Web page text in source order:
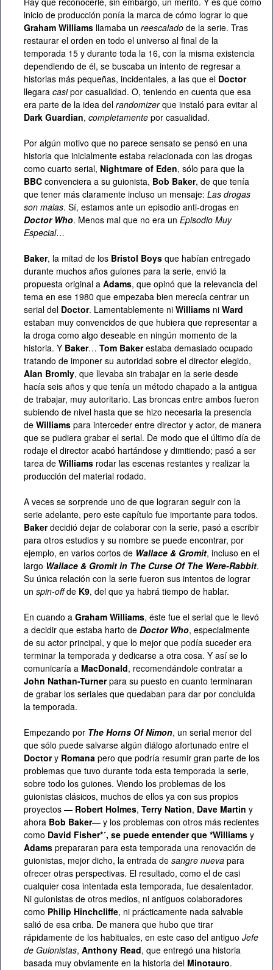
inicio de producción ponía la marca de cómo lograr lo que
Graham Williams llamaba un reescalado de la serie. Tras
restaurar el orden en todo el universo al final de la
temporada 15 y durante toda la 16, con la misma existencia
dependiendo de él, se buscaba un intento de regresar a
historias más pequeñas, incidentales, a las que el Doctor
llegara casipor casualidad. O, teniendo en cuenta que esa
era parte de la idea del randomizerque instaló para evitar al
Dark Guardian, completamente por casualidad.
Por algún motivo que no parece sensato se pensó en una
historia que inicialmente estaba relacionada con las drogas
como cuarto serial, Nightmare of Eden, sólo para que la
BBC convenciera a su guionista, Bob Baker, de que tenía
que tener más claramente incluso un mensaje: Las drogas
son malas. Sí, estamos ante un episodio anti-drogas en
Doctor Who. Menos mal que no era un Episodio Muy
Especial…
Baker, la mitad de los Bristol Boys que habían entregado
durante muchos años guiones para la serie, envió la
propuesta original a Adams, que opinó que la relevancia del
tema en ese 1980 que empezaba bien merecía centrar un
serial del Doctor. Lamentablemente ni Williams ni Ward
estaban muy convencidos de que hubiera que representar a
la droga como algo deseable en ningún momento de la
historia. Y Baker… Tom Bakerestaba demasiado ocupado
tratando de imponer su autoridad sobre el director elegido,
Alan Bromly, que llevaba sin trabajar en la serie desde
hacía seis años y que tenía un método chapado a la antigua
de trabajar, muy autoritario. Las broncas entre ambos fueron
subiendo de nivel hasta que se hizo necesaria la presencia
de Williams para interceder entre director y actor, de manera
que se pudiera grabar el serial. De modo que el último día de
rodaje el director acabó hartándose y dimitiendo; pasó a ser
tarea de Williams rodar las escenas restantes y realizar la
producción del material rodado.
A veces se sorprende uno de que lograran seguir con la
serie adelante, pero este capítulo fue importante para todos.
Bakerdecidió dejar de colaborar con la serie, pasó a escribir
para otros estudios y su nombre se puede encontrar, por
ejemplo, en varios cortos de Wallace & Gromit, incluso en el
largo Wallace & Gromit in The Curse Of The Were-Rabbit.
Su única relación con la serie fueron sus intentos de lograr
un spin-offde K9, del que ya habrá tiempo de hablar.
En cuando a Graham Williams, éste fue el serial que le llevó
a decidir que estaba harto de Doctor Who, especialmente
de su actor principal, y que lo mejor que podía suceder era
terminar la temporada y dedicarse a otra cosa. Y así se lo
comunicaría a MacDonald, recomendándole contratar a
John Nathan-Turnerpara su puesto en cuanto terminaran
de grabar los seriales que quedaban para dar por concluida
la temporada.
Empezando por The Horns Of Nimon, un serial menor del
que sólo puede salvarse algún diálogo afortunado entre el
Doctory Romana pero que podría resumir gran parte de los
problemas que tuvo durante toda esta temporada la serie,
sobre todo los guiones. Viendo los problemas de los
guionistas clásicos, muchos de ellos ya con sus propios
proyectos — Robert Holmes, Terry Nation, Dave Martin y
ahora Bob Baker— y los problemas con otros más recientes
como David Fisher*´, se puede entender que *Williams y
Adams prepararan para esta temporada una renovación de
guionistas, mejor dicho, la entrada de sangre nueva para
ofrecer otras perspectivas. El resultado, como el de casi
cualquier cosa intentada esta temporada, fue desalentador.
Ni guionistas de otros medios, ni antiguos colaboradores
como Philip Hinchcliffe, ni prácticamente nada salvable
salió de esa criba. De manera que hubo que tirar
rápidamente de los habituales, en este caso del antiguo Jefe
de Guionistas, Anthony Read, que entregó una historia
basada muy obviamente en la historia del Minotauro.